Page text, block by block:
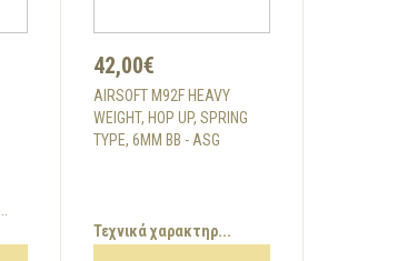
42,00€
AIRSOFT M92F HEAVY
WEIGHT, HOP UP, SPRING
TYPE, 6MM BB - ASG
Τεχνικά χαρακτηρ...